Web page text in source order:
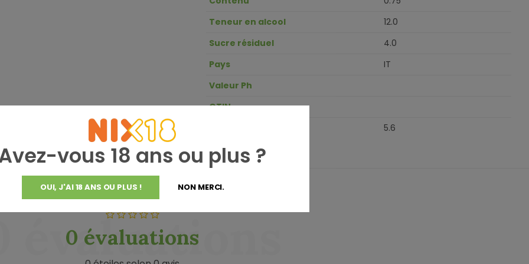
vous 18 ans ou plus ?
OUI, J'AI 18 ANS OU PLUS ! NON MERCI.
Teneur en alcool
12.0
Sucre résiduel
4.0
Pays
IT
Valeur Ph
GTIN
5.6
0 évaluations
0 évaluations